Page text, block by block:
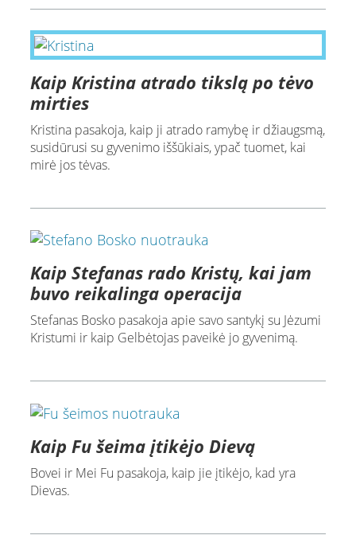
Kaip Kristina atrado tikslą po tėvo
mirties
Kristina pasakoja, kaip ji atrado ramybę ir džiaugsmą,
susidūrusi su gyvenimo iššūkiais, ypač tuomet, kai
mirė jos tėvas.
Kaip Stefanas rado Kristų, kai jam
buvo reikalinga operacija
Stefanas Bosko pasakoja apie savo santykį su Jėzumi
Kristumi ir kaip Gelbėtojas paveikė jo gyvenimą.
Kaip Fu šeima įtikėjo Dievą
Bovei ir Mei Fu pasakoja, kaip jie įtikėjo, kad yra
Dievas.